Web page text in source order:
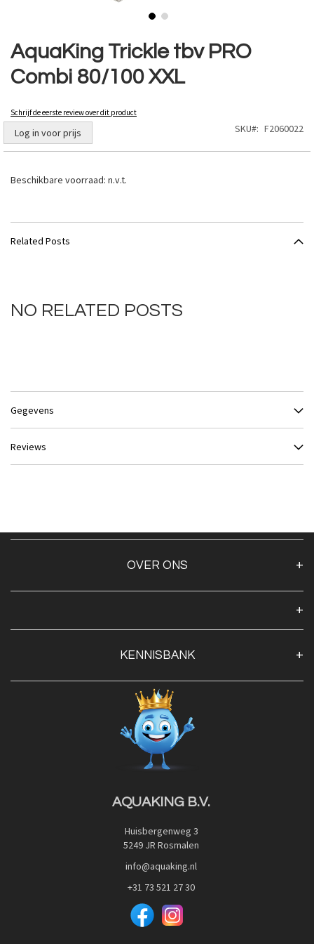
AquaKing Trickle tbv PRO
Combi 80/100 XXL
Schrijf de eerste review over dit product
Log in voor prijs SKU F2060022
Beschikbare voorraad: n.v.t.
naar
het
begin
van
afbeeldingen-
gallerij
Related Posts
NO RELATED POSTS
Gegevens
Reviews
OVER ONS
Openingstijden
Contact
Privacy Policy
Veilig betalen met:
KENNISBANK
Blog
Advies
Red Label Filter Series
Nishikigoi-Ô
JPD Japan Pet Design
AQUAKING B.V.
Huisbergenweg 3
5249 JR Rosmalen
info@aquaking.nl
+31 73 521 27 30